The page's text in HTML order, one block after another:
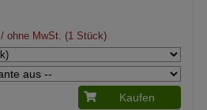
/ ohne MwSt. (1 Stück)
Kaufen